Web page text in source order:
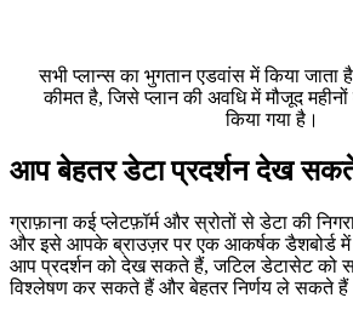
सभी प्लान्स का भुगतान एडवांस में किया जाता
कीमत है, जिसे प्लान की अवधि में मौजूद
किया गया है।
आप बेहतर डेटा प्रदर्शन देख
ग्राफ़ाना कई प्लेटफ़ॉर्म और स्रोतों से डेटा की
और इसे आपके ब्राउज़र पर एक आकर्षक डैशबोर्ड में
आप प्रदर्शन को देख सकते हैं, जटिल डेटासेट को
विश्लेषण कर सकते हैं और बेहतर निर्णय ले सकते